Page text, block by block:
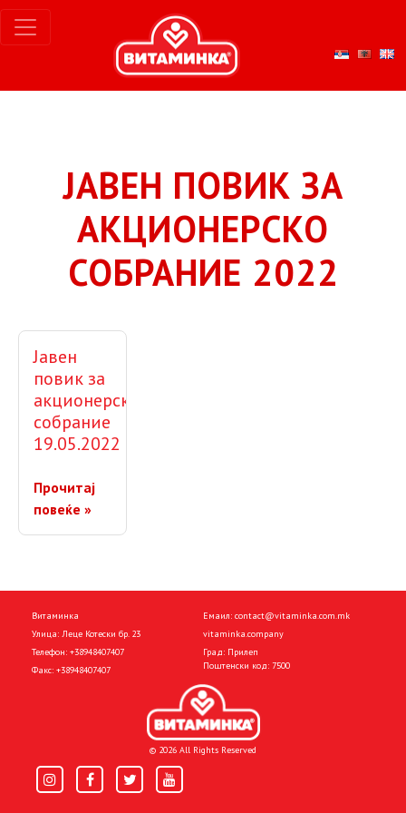
ЈАВЕН ПОВИК ЗА
АКЦИОНЕРСКО
СОБРАНИЕ 2022
Јавен
повик за
акционерско
собрание
19.05.2022
Прочитај
повеќе »
Витаминка
Улица: Леце Котески бр. 23
Телефон: +38948407407
Факс: +38948407407
Емаил: contact@vitaminka.com.mk
vitaminka.company
Град: Прилеп
Поштенски код: 7500
© 2026 All Rights Reserved